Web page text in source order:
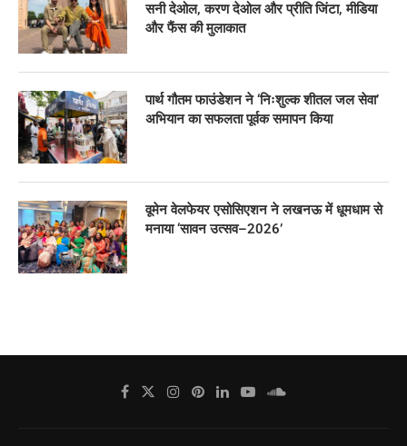
सनी देओल, करण देओल और प्रीति जिंटा, मीडिया
और फैंस की मुलाकात
पार्थ गौतम फाउंडेशन ने ‘निःशुल्क शीतल जल सेवा’
अभियान का सफलता पूर्वक समापन किया
वूमेन वेलफेयर एसोसिएशन ने लखनऊ में धूमधाम से
मनाया ‘सावन उत्सव–2026’